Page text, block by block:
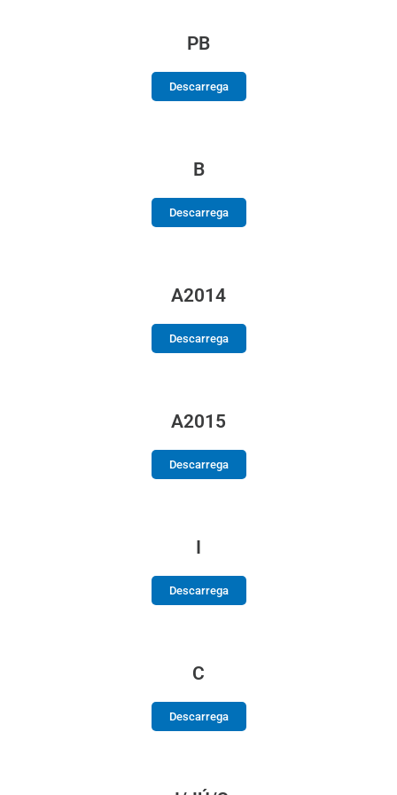
PB
Descarrega
B
Descarrega
A2014
Descarrega
A2015
Descarrega
I
Descarrega
C
Descarrega